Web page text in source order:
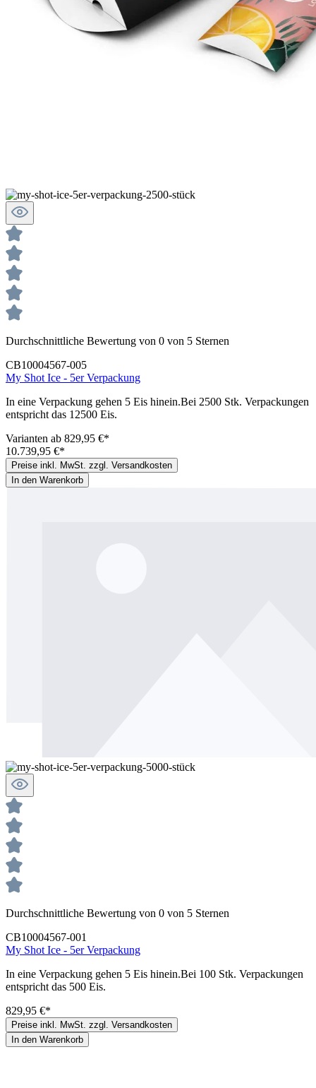
Durchschnittliche Bewertung von 0 von 5 Sternen
CB10004567-005
My Shot Ice - 5er Verpackung
In eine Verpackung gehen 5 Eis hinein.Bei 2500 Stk. Verpackungen
entspricht das 12500 Eis.
Varianten ab 829,95 €*
10.739,95 €*
Preise inkl. MwSt. zzgl. Versandkosten
In den Warenkorb
Durchschnittliche Bewertung von 0 von 5 Sternen
CB10004567-001
My Shot Ice - 5er Verpackung
In eine Verpackung gehen 5 Eis hinein.Bei 100 Stk. Verpackungen
entspricht das 500 Eis.
829,95 €*
Preise inkl. MwSt. zzgl. Versandkosten
In den Warenkorb